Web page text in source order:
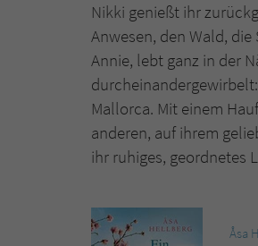
Nikki genießt ihr
Anwesen, den Wald,
Annie, lebt ganz in der
Mallorca. Mit einem
anderen, auf ihrem
ihr ruhiges, geordnetes
Åsa